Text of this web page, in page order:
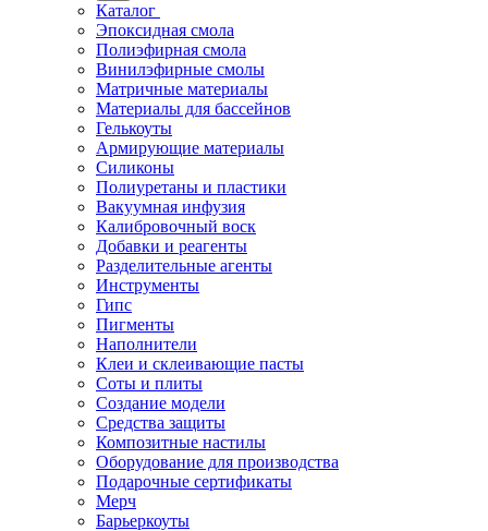
Каталог
Эпоксидная смола
Полиэфирная смола
Винилэфирные смолы
Матричные материалы
Материалы для бассейнов
Гелькоуты
Армирующие материалы
Силиконы
Полиуретаны и пластики
Вакуумная инфузия
Калибровочный воск
Добавки и реагенты
Разделительные агенты
Инструменты
Гипс
Пигменты
Наполнители
Клеи и склеивающие пасты
Соты и плиты
Создание модели
Средства защиты
Композитные настилы
Оборудование для производства
Подарочные сертификаты
Мерч
Барьеркоуты